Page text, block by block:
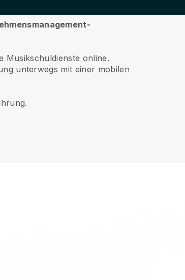
Musikschuldienste online.
unterwegs mit einer mobilen